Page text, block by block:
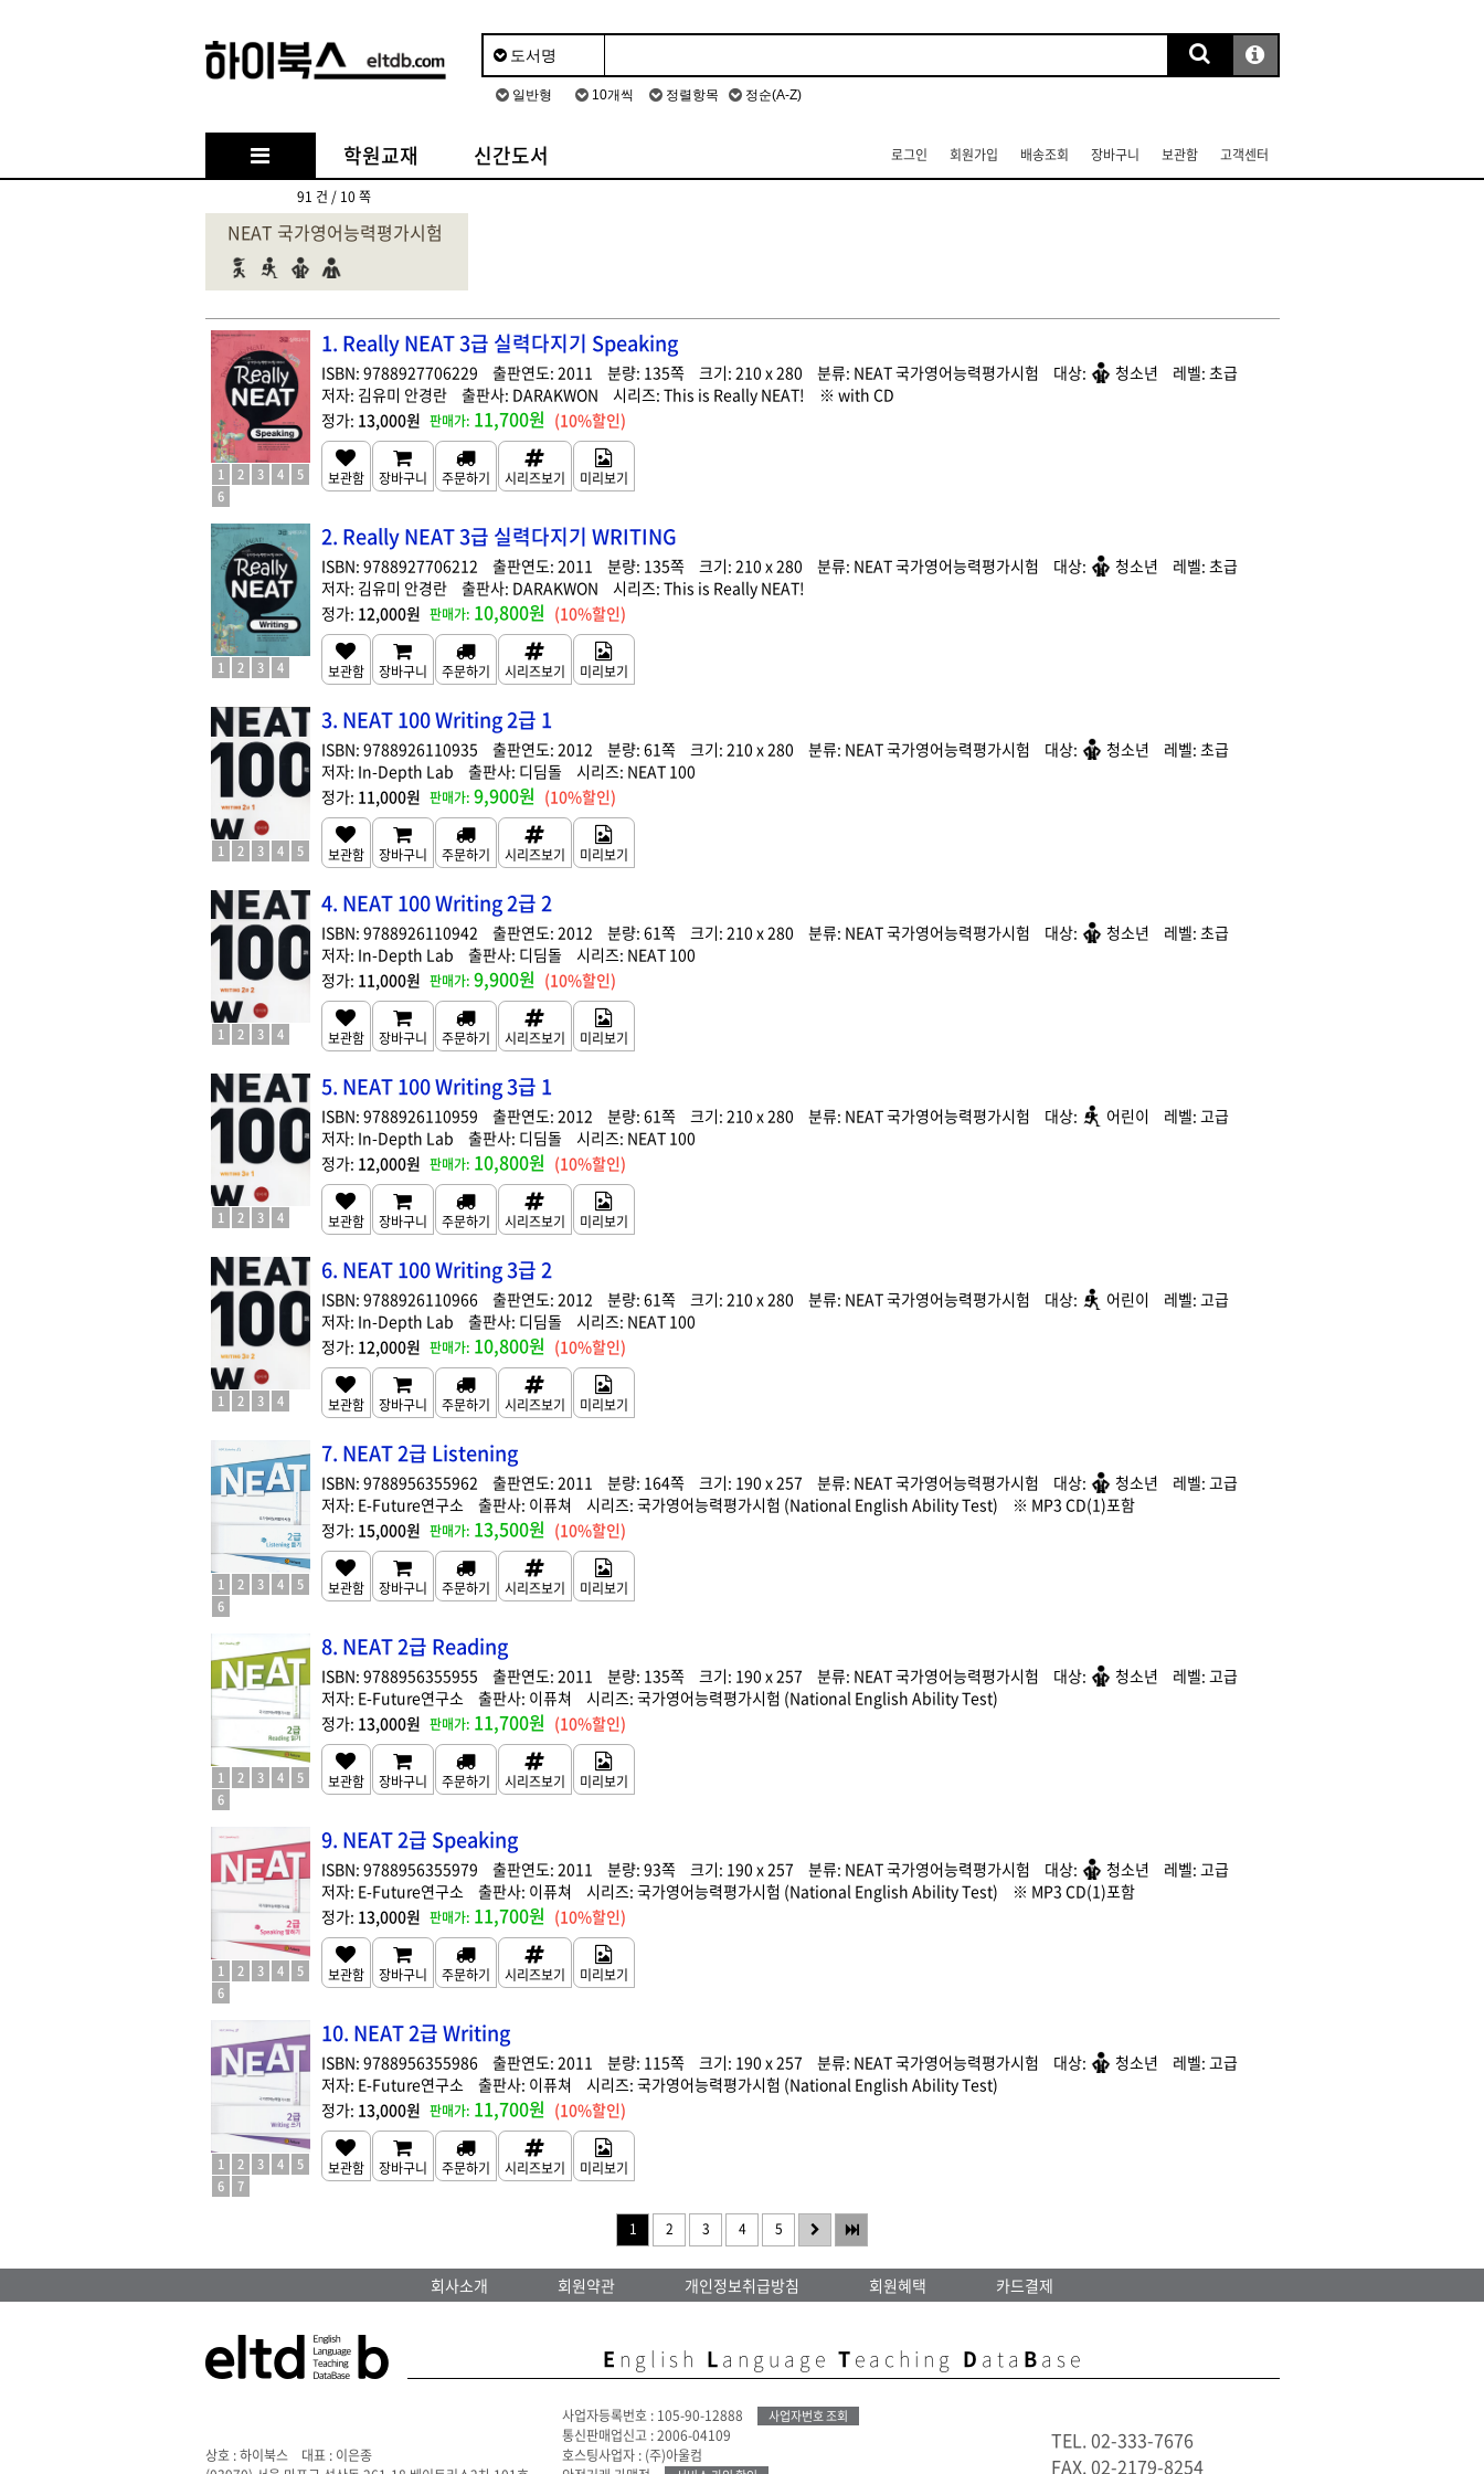
학원교재 신간도서 로그인 회원가입 배송조회 장바구니 보관함 고객센터
91 건 / 10 쪽
NEAT 국가영어능력평가시험
1. Really NEAT 3급 실력다지기 Speaking
1 2 3 4
5
6
9788927706229 2011 135 210 x 280 NEAT 국가영어능력평가시험 청소년
초급
김유미 안경란
DARAKWON This is Really NEAT!
with CD
13,000원
11,700원 (10%할인)
2. Really NEAT 3급 실력다지기 WRITING
1 2 3 4
9788927706212 2011 135 210 x 280 NEAT 국가영어능력평가시험 청소년
초급
김유미 안경란
DARAKWON
This is Really NEAT!
12,000원
10,800원 (10%할인)
3. NEAT 100 Writing 2급 1
1 2 3 4 5
9788926110935 2012 61 210 x 280 NEAT 국가영어능력평가시험 청소년
초급
In-Depth Lab
디딤돌
NEAT 100
11,000원
9,900원 (10%할인)
4. NEAT 100 Writing 2급 2
1 2 3 4
9788926110942 2012 61 210 x 280 NEAT 국가영어능력평가시험 청소년
초급
In-Depth Lab
디딤돌
NEAT 100
11,000원
9,900원 (10%할인)
5. NEAT 100 Writing 3급 1
1 2 3 4
9788926110959 2012 61 210 x 280 NEAT 국가영어능력평가시험 어린이
고급
In-Depth Lab
디딤돌
NEAT 100
12,000원
10,800원 (10%할인)
6. NEAT 100 Writing 3급 2
1 2 3 4
9788926110966 2012 61 210 x 280 NEAT 국가영어능력평가시험 어린이
고급
In-Depth Lab
디딤돌
NEAT 100
12,000원
10,800원 (10%할인)
7. NEAT 2급 Listening
1 2 3 4
5
6
9788956355962 2011 164 190 x 257 NEAT 국가영어능력평가시험 청소년
고급
E-Future연구소
이퓨쳐 국가영어능력평가시험 (National English Ability Test)
MP3 CD(1)포함
15,000원
13,500원 (10%할인)
8. NEAT 2급 Reading
1 2 3 4
5
6
9788956355955 2011 135 190 x 257 NEAT 국가영어능력평가시험 청소년
고급
E-Future연구소
이퓨쳐
국가영어능력평가시험 (National English Ability Test)
13,000원
11,700원 (10%할인)
9. NEAT 2급 Speaking
1 2 3 4
5
6
9788956355979 2011 93 190 x 257 NEAT 국가영어능력평가시험 청소년
고급
E-Future연구소
이퓨쳐 국가영어능력평가시험 (National English Ability Test)
MP3 CD(1)포함
13,000원
11,700원 (10%할인)
10. NEAT 2급 Writing
1 2 3 4
5
6
7
9788956355986 2011 115 190 x 257 NEAT 국가영어능력평가시험 청소년
고급
E-Future연구소
이퓨쳐
국가영어능력평가시험 (National English Ability Test)
13,000원
11,700원 (10%할인)
1 2 3 4 5
회사소개 회원약관 개인정보취급방침 회원혜택 카드결제
E nglish Language Teaching D ata Base
상호 : 하이북스 대표 : 이은종
사업자등록번호 : 105-90-12888 사업자번호 조회
통신판매업신고 : 2006-04109
호스팅사업자 : (주)아울컴
TEL. 02-333-7676
FAX. 02-2179-8254